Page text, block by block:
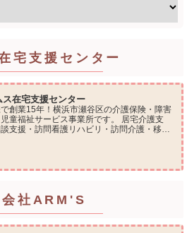
宅支援センター
ス在宅支援センター
創業15年！横浜市瀬谷区の介護保険・障害
童福祉サービス事業所です。 居宅介護支
支援・訪問看護リハビリ・訪問介護・移動
会社ARM'S